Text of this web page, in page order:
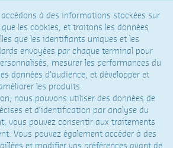
à des informations stockées sur
les cookies, et traitons les données
que les identifiants uniques et les
envoyées par chaque terminal pour
mesurer les performances du
données d'audience, et développer et
les produits.
nous pouvons utiliser des données de
et d’identification par analyse du
vous pouvez consentir aux traitements
Vous pouvez également accéder à des
et modifier vos préférences avant de
ECONOMISONS L'EAU
d'usages de l'eau dans ma commune
survigieau.gouv.fr